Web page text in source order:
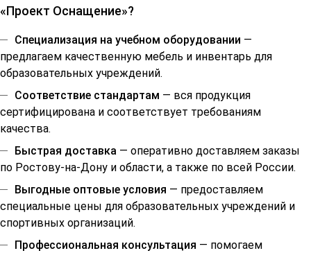
«Проект Оснащение»?
Специализация на учебном оборудовании —
предлагаем качественную мебель и инвентарь для
образовательных учреждений.
Соответствие стандартам — вся продукция
сертифицирована и соответствует требованиям
качества.
Быстрая доставка — оперативно доставляем заказы
по Ростову-на-Дону и области, а также по всей России.
Выгодные оптовые условия — предоставляем
специальные цены для образовательных учреждений и
спортивных организаций.
Профессиональная консультация — помогаем